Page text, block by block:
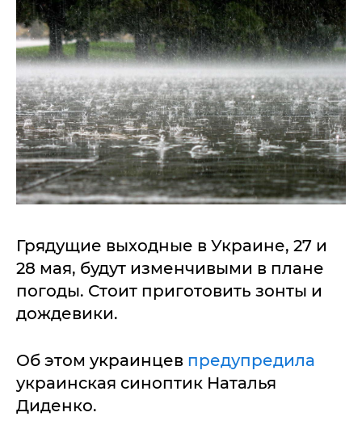
Грядущие выходные в Украине, 27 и
28 мая, будут изменчивыми в плане
погоды. Стоит приготовить зонты и
дождевики.
Об этом украинцев предупредила
украинская синоптик Наталья
Диденко.